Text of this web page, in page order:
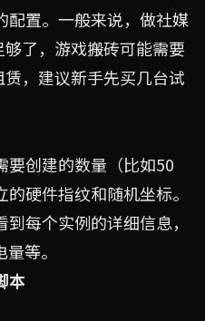
配置。一般来说，做社媒
了，游戏搬砖可能需要
，建议新手先买几台试
创建的数量（比如50
硬件指纹和随机坐标。
每个实例的详细信息，
等。
本